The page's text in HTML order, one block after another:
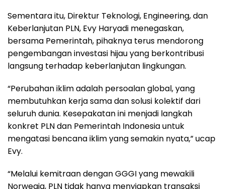
Sementara itu, Direktur Teknologi, Engineering, dan
Keberlanjutan PLN, Evy Haryadi menegaskan,
bersama Pemerintah, pihaknya terus mendorong
pengembangan investasi hijau yang berkontribusi
langsung terhadap keberlanjutan lingkungan.
“Perubahan iklim adalah persoalan global, yang
membutuhkan kerja sama dan solusi kolektif dari
seluruh dunia. Kesepakatan ini menjadi langkah
konkret PLN dan Pemerintah Indonesia untuk
mengatasi bencana iklim yang semakin nyata,” ucap
Evy.
“Melalui kemitraan dengan GGGI yang mewakili
Norwegia, PLN tidak hanya menyiapkan transaksi